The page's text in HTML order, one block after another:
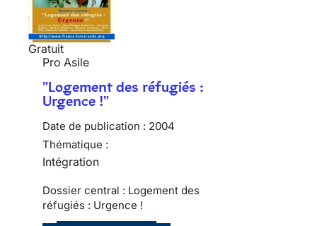
Gratuit
Pro Asile
"Logement des réfugiés :
Urgence !"
Date de publication : 2004
Thématique :
Intégration
Dossier central : Logement des
réfugiés : Urgence !